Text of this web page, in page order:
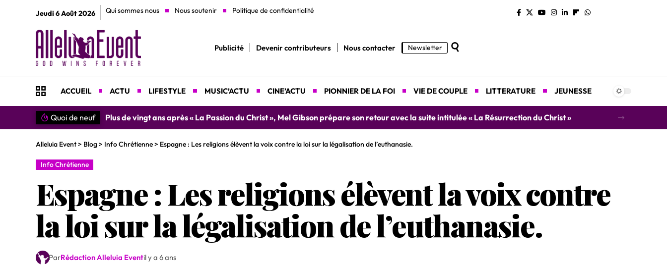
Jeudi 6 Août 2026 Qui sommes nous Nous soutenir Politique de confidentialité
Publicité Devenir contributeurs Nous contacter Newsletter
ACCUEIL ACTU LIFESTYLE MUSIC’ACTU CINE’ACTU PIONNIER DE LA FOI VIE DE COUPLE LITTERATURE JEUNESSE
Quoi de neuf
du Christ » »SIMPLEMENT MERCI » : Chantre Lyah donne rendez-vous le 9 août prochain à Abidjan pour un concert caritatif au profit des orphelins
Alleluia Event> Blog> Info Chrétienne> Espagne : Les religions élèvent la voix contre la loi sur la légalisation de l’euthanasie.
Info Chrétienne
Espagne : Les religions élèvent la voix contre
la loi sur la légalisation de l’euthanasie.
ParRédaction Alleluia Eventil y a 6 ans